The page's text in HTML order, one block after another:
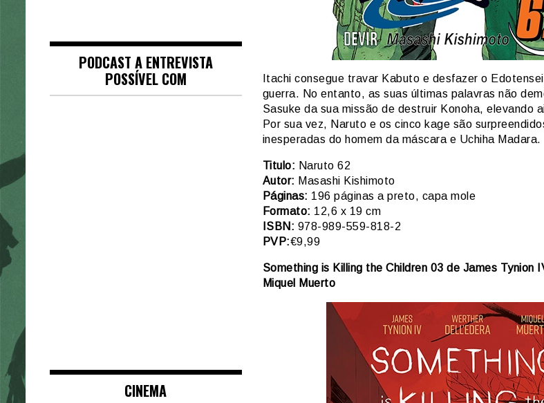
Itachi consegue travar Kabuto e desfazer o
guerra. No entanto, as suas últimas palavras não
Sasuke da sua missão de destruir Konoha, elevando
Por sua vez, Naruto e os cinco kage são
inesperadas do homem da máscara e Uchiha Madara.
Titulo: Naruto 62
Autor: Masashi Kishimoto
Páginas: 196 páginas a preto, capa mole
Formato: 12,6 x 19 cm
ISBN: 978-989-559-818-2
PVP:€9,99
Something is Killing the Children 03 de James Tynion
Miquel Muerto
PODCAST A ENTREVISTA
POSSÍVEL COM
CINEMA